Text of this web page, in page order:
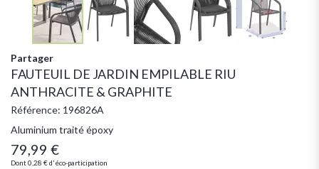
Partager
FAUTEUIL DE JARDIN EMPILABLE RIU
ANTHRACITE & GRAPHITE
Référence: 196826A
Aluminium traité époxy
79,99 €
Dont0,28 €d'éco-participation